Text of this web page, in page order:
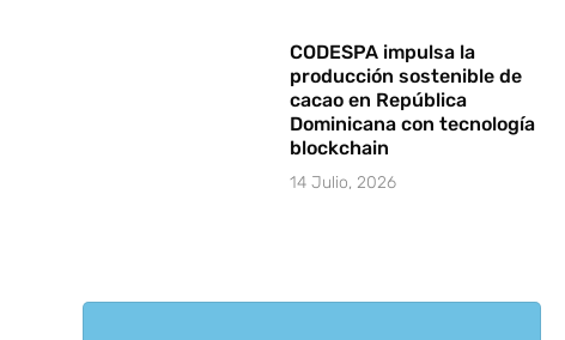
CODESPA impulsa la
producción sostenible de
cacao en República
Dominicana con tecnología
blockchain
14 Julio, 2026